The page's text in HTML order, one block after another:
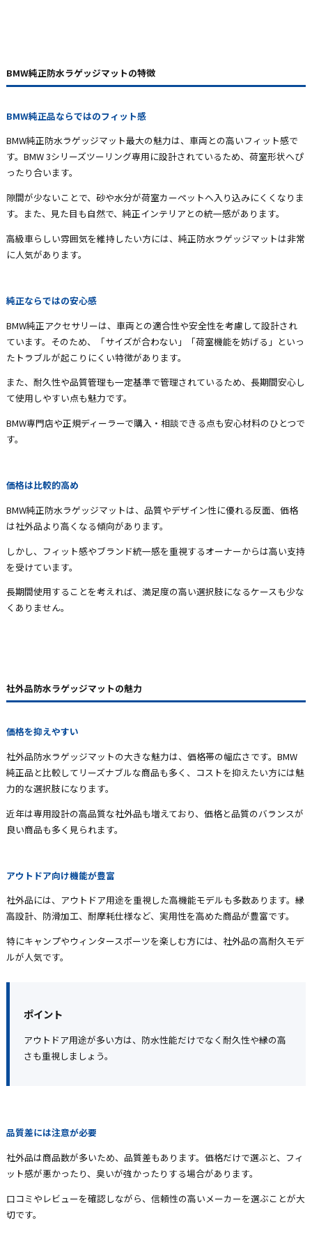
BMW純正防水ラゲッジマットの特徴
BMW純正品ならではのフィット感
BMW純正防水ラゲッジマット最大の魅力は、車両との高いフィット感で
す。BMW 3シリーズツーリング専用に設計されているため、荷室形状へぴ
ったり合います。
隙間が少ないことで、砂や水分が荷室カーペットへ入り込みにくくなりま
す。また、見た目も自然で、純正インテリアとの統一感があります。
高級車らしい雰囲気を維持したい方には、純正防水ラゲッジマットは非常
に人気があります。
純正ならではの安心感
BMW純正アクセサリーは、車両との適合性や安全性を考慮して設計され
ています。そのため、「サイズが合わない」「荷室機能を妨げる」といっ
たトラブルが起こりにくい特徴があります。
また、耐久性や品質管理も一定基準で管理されているため、長期間安心し
て使用しやすい点も魅力です。
BMW専門店や正規ディーラーで購入・相談できる点も安心材料のひとつで
す。
価格は比較的高め
BMW純正防水ラゲッジマットは、品質やデザイン性に優れる反面、価格
は社外品より高くなる傾向があります。
しかし、フィット感やブランド統一感を重視するオーナーからは高い支持
を受けています。
長期間使用することを考えれば、満足度の高い選択肢になるケースも少な
くありません。
社外品防水ラゲッジマットの魅力
価格を抑えやすい
社外品防水ラゲッジマットの大きな魅力は、価格帯の幅広さです。BMW
純正品と比較してリーズナブルな商品も多く、コストを抑えたい方には魅
力的な選択肢になります。
近年は専用設計の高品質な社外品も増えており、価格と品質のバランスが
良い商品も多く見られます。
アウトドア向け機能が豊富
社外品には、アウトドア用途を重視した高機能モデルも多数あります。縁
高設計、防滑加工、耐摩耗仕様など、実用性を高めた商品が豊富です。
特にキャンプやウィンタースポーツを楽しむ方には、社外品の高耐久モデ
ルが人気です。
ポイント
アウトドア用途が多い方は、防水性能だけでなく耐久性や縁の高
さも重視しましょう。
品質差には注意が必要
社外品は商品数が多いため、品質差もあります。価格だけで選ぶと、フィ
ット感が悪かったり、臭いが強かったりする場合があります。
口コミやレビューを確認しながら、信頼性の高いメーカーを選ぶことが大
切です。